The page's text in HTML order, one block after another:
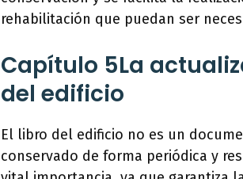
rehabilitación que puedan ser
Capítulo 5La
del edificio
El libro del edificio no es un
conservado de forma periódica y